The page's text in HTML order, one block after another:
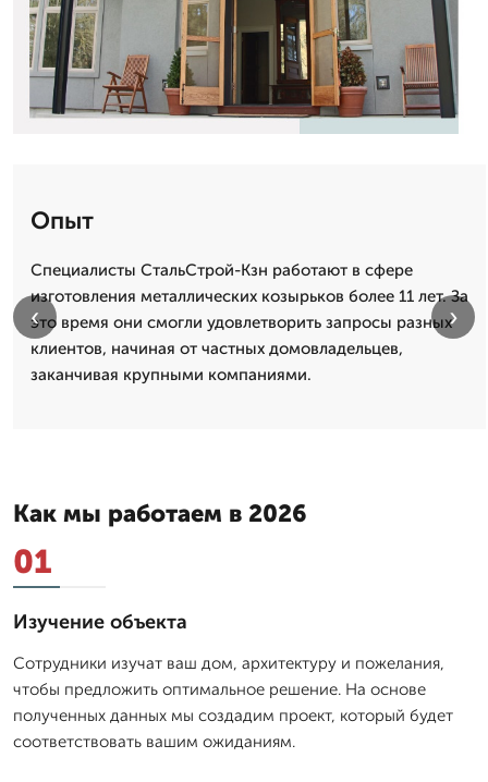
Опыт
Специалисты СтальСтрой-Кзн работают в сфере
изготовления металлических козырьков более 11 лет. За
это время они смогли удовлетворить запросы разных
клиентов, начиная от частных домовладельцев,
заканчивая крупными компаниями.
‹ ›
Как мы работаем в 2026
01
Изучение объекта
Сотрудники изучат ваш дом, архитектуру и пожелания,
чтобы предложить оптимальное решение. На основе
полученных данных мы создадим проект, который будет
соответствовать вашим ожиданиям.